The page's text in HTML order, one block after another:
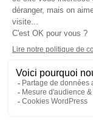
Contactez-nous
confidentialité-